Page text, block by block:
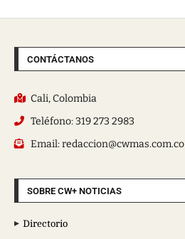
CONTÁCTANOS
Cali, Colombia
Teléfono: 319 273 2983
Email: redaccion@cwmas.com.co
SOBRE CW+ NOTICIAS
Directorio